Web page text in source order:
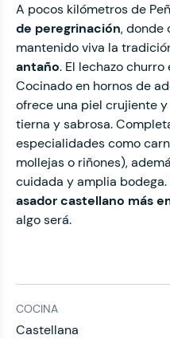
A pocos kilómetros de
de peregrinación, donde
mantenido viva la
antaño. El lechazo
Cocinado en hornos de
ofrece una piel crujiente
tierna y sabrosa.
especialidades como
mollejas o riñones),
cuidada y amplia
asador castellano más
algo será.
COCINA
Castellana